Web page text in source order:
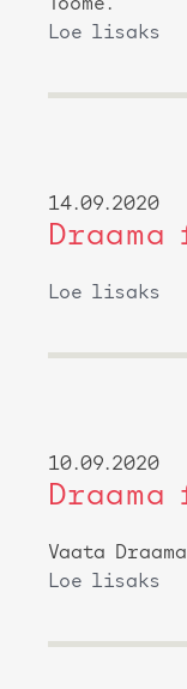
Toome.
Loe lisaks
14.09.2020
Loe lisaks
10.09.2020
Vaata
Loe lisaks